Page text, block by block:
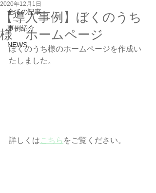
全ての記事
事例紹介
NEWS
【導入事例】ぼくのうち
様 ホームページ
2020年12月1日
ぼくのうち様のホームページを作成い
たしました。
詳しくはこちら をご覧ください。